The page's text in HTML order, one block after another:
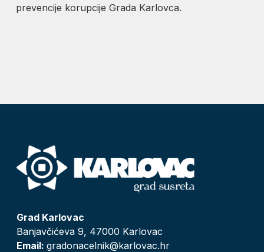
prevencije korupcije Grada Karlovca.
Grad Karlovac
Banjavčićeva 9, 47000 Karlovac
Email: gradonacelnik@karlovac.hr